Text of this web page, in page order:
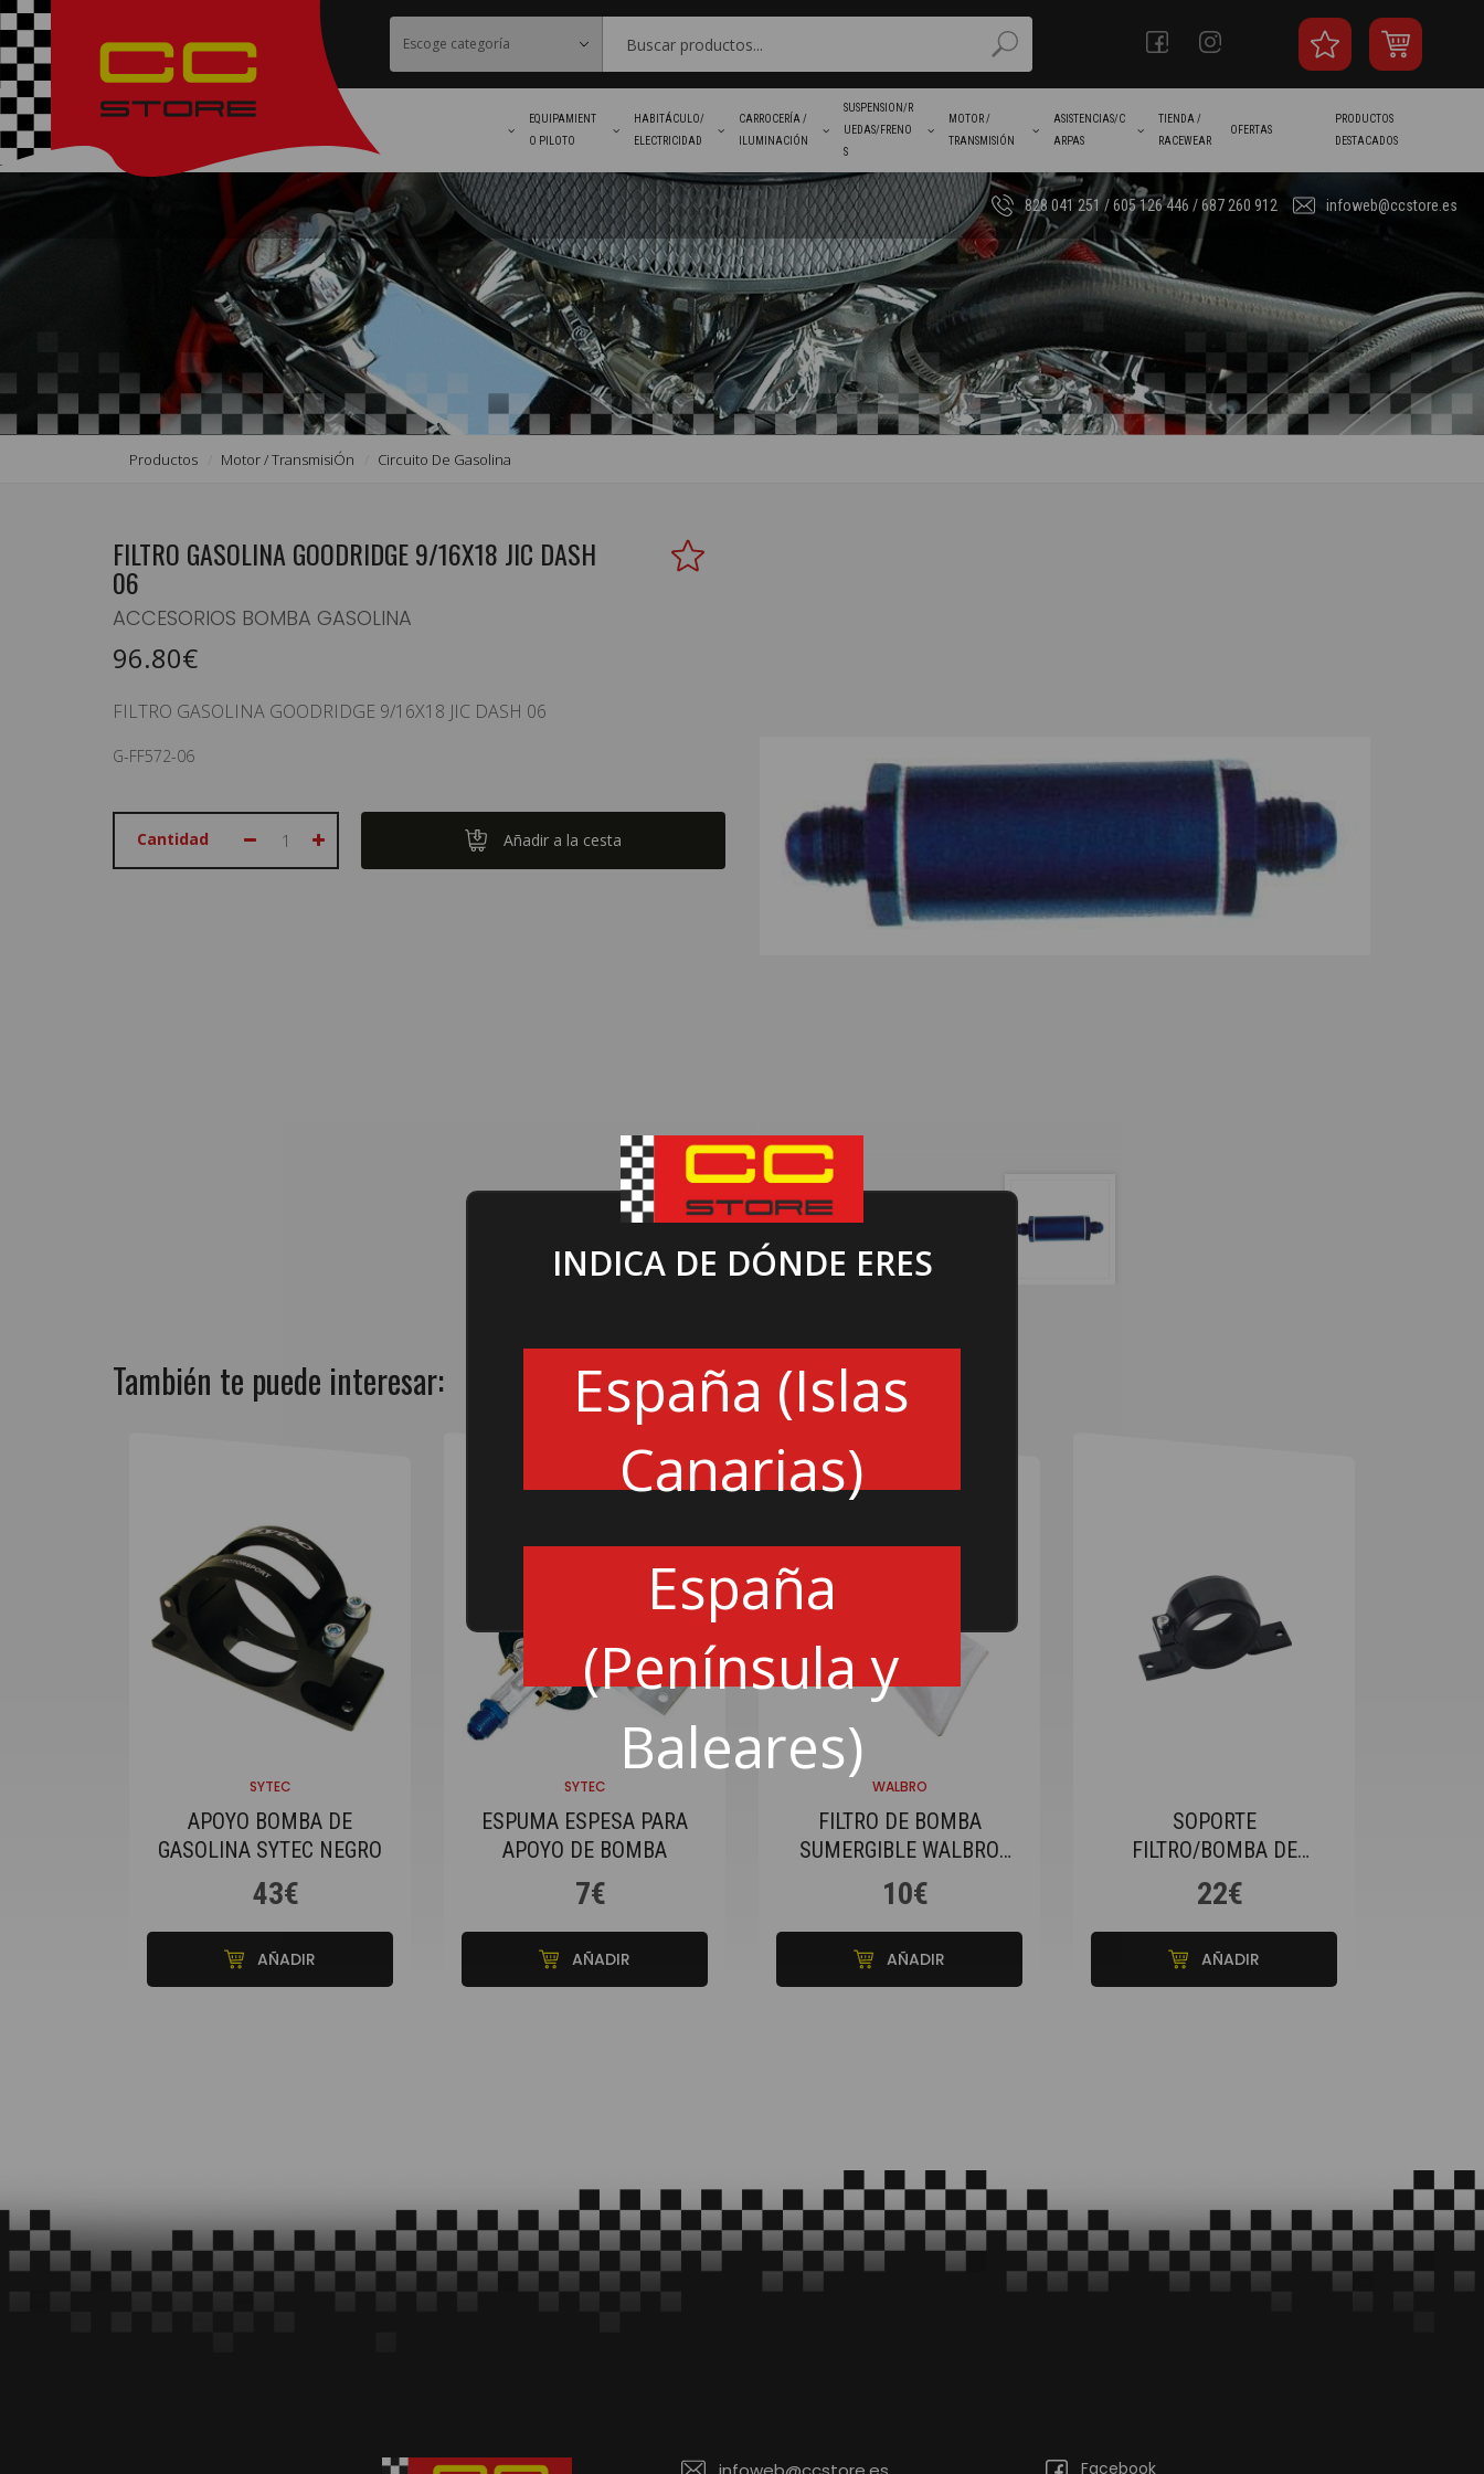
INDICA DE DÓNDE ERES
España (Islas
Canarias)
España
(Península y
Baleares)
EQUIPAMIENT
O PILOTO
HABITÁCULO/
ELECTRICIDAD
CARROCERÍA /
ILUMINACIÓN
SUSPENSION/R
UEDAS/FRENO
S
MOTOR /
TRANSMISIÓN
ASISTENCIAS/C
ARPAS
TIENDA /
RACEWEAR
OFERTAS
PRODUCTOS
DESTACADOS
828 041 251 / 605 126 446 / 687 260 912 infoweb@ccstore.es
Productos Motor / TransmisiÓn Circuito De Gasolina
FILTRO GASOLINA GOODRIDGE 9/16X18 JIC DASH
06
ACCESORIOS BOMBA GASOLINA
96.80€
FILTRO GASOLINA GOODRIDGE 9/16X18 JIC DASH 06
G-FF572-06
Cantidad Añadir a la cesta
También te puede interesar:
SYTEC
APOYO BOMBA DE
GASOLINA SYTEC NEGRO
43€
AÑADIR
SYTEC
ESPUMA ESPESA PARA
APOYO DE BOMBA
7€
AÑADIR
WALBRO
FILTRO DE BOMBA
SUMERGIBLE WALBRO
DE 11 MM
10€
AÑADIR
SOPORTE
FILTRO/BOMBA DE
GASOLINA SIMPLE EN
COLOR NEGRO
22€
AÑADIR
Facebook
FAVORITOS
HABITÁCULO/ELECTRICIDAD
TIENDA / RACEWEAR